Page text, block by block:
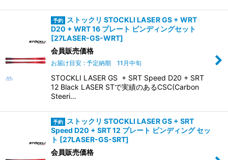
ストックリ STOCKLI LASER GS + WRT
D20 + WRT 16 プレート ビンディングセット
[27LASER-GS-WRT]
会員販売価格
お届け目安 : 予定納期 11月中旬
STOCKLI LASER GS + SRT Speed D20 + SRT
12 Black LASER STで実績のあるCSC(Carbon
Steeri…
ストックリ STOCKLI LASER GS + SRT
Speed D20 + SRT 12 プレート ビンディング セッ
ト [27LASER-GS-SRT]
会員販売価格